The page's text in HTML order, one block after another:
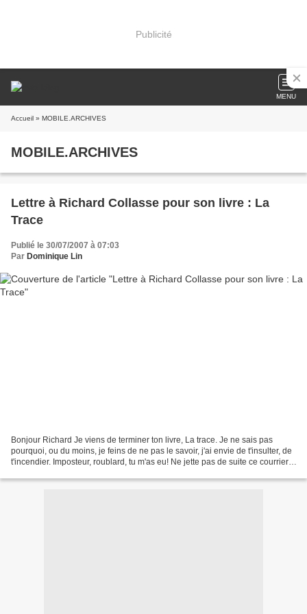
Publicité
MENU
Accueil » MOBILE.ARCHIVES
MOBILE.ARCHIVES
Lettre à Richard Collasse pour son livre : La
Trace
Publié le 30/07/2007 à 07:03
Par Dominique Lin
Bonjour Richard Je viens de terminer ton livre, La trace. Je ne sais pas
pourquoi, ou du moins, je feins de ne pas le savoir, j'ai envie de t'insulter, de
t'incendier. Imposteur, roublard, tu m'as eu! Ne jette pas de suite ce courrier,